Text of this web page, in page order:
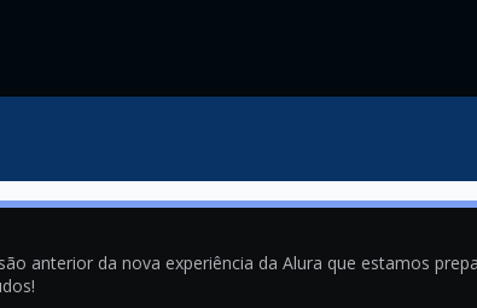
anterior da nova experiência da Alura que estamos